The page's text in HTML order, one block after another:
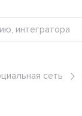
сеть